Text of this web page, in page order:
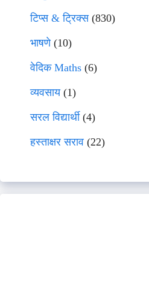
टिप्स & ट्रिक्स(830)
भाषणे(10)
वेदिक Maths (6)
व्यवसाय(1)
सरल विद्यार्थी(4)
हस्ताक्षर सराव (22)